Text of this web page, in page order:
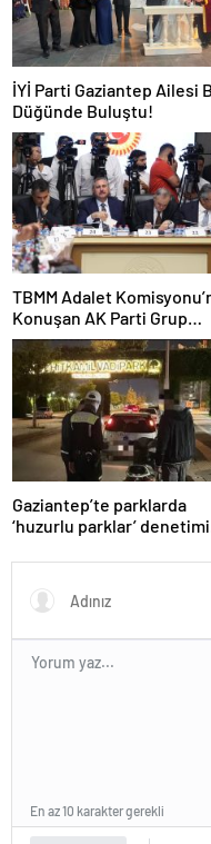
İYİ Parti Gaziantep Ailesi
Düğünde Buluştu!
TBMM Adalet
Konuşan AK Parti Grup
Başkanvekili Abdulhamit
“Kanun Teklifi Milletimizin
Teklifidir”
Gaziantep’te parklarda
‘huzurlu parklar’ denetimi
En az 10 karakter gerekli